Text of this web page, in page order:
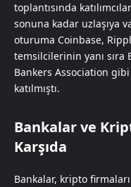
toplantısında
sonuna kadar uzlaşıya
oturuma Coinbase,
temsilcilerinin yanı sıra
Bankers Association
katılmıştı.
Bankalar ve
Karşıda
Bankalar, kripto